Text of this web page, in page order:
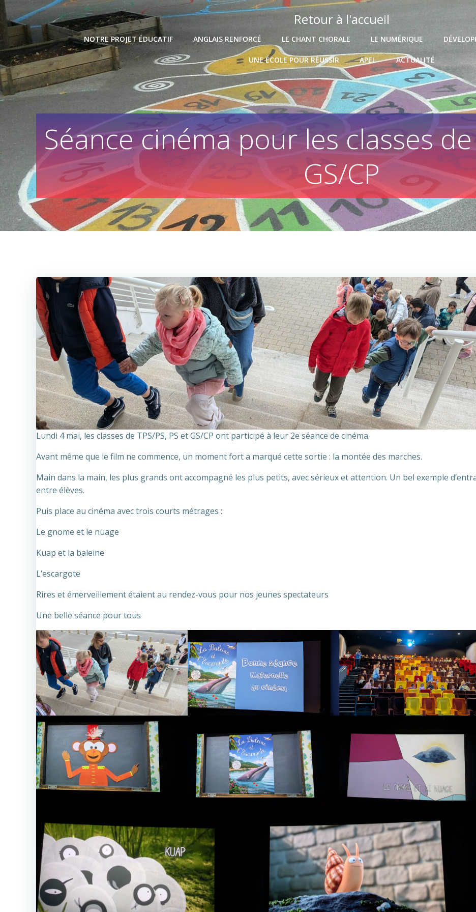
Skip
to
content
Retour à l'accueil
NOTRE PROJET ÉDUCATIF ANGLAIS RENFORCÉ LE CHANT CHORALE LE NUMÉRIQUE
UNE ÉCOLE POUR RÉUSSIR APEL ACTUALITÉ
Séance cinéma pour les classes de
GS/CP
Lundi 4 mai, les classes de TPS/PS, PS et GS/CP ont participé à leur 2e séance de cinéma.
Avant même que le film ne commence, un moment fort a marqué cette sortie : la montée des marches.
Main dans la main, les plus grands ont accompagné les plus petits, avec sérieux et attention. Un bel exemple
entre élèves.
Puis place au cinéma avec trois courts métrages :
Le gnome et le nuage
Kuap et la baleine
L’escargote
Rires et émerveillement étaient au rendez-vous pour nos jeunes spectateurs
Une belle séance pour tous